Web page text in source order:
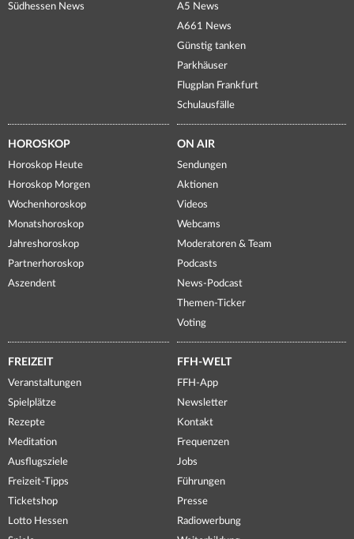
Südhessen News
A5 News
A661 News
Günstig tanken
Parkhäuser
Flugplan Frankfurt
Schulausfälle
HOROSKOP
Horoskop Heute
Horoskop Morgen
Wochenhoroskop
Monatshoroskop
Jahreshoroskop
Partnerhoroskop
Aszendent
ON AIR
Sendungen
Aktionen
Videos
Webcams
Moderatoren & Team
Podcasts
News-Podcast
Themen-Ticker
Voting
FREIZEIT
Veranstaltungen
Spielplätze
Rezepte
Meditation
Ausflugsziele
Freizeit-Tipps
Ticketshop
Lotto Hessen
FFH-WELT
FFH-App
Newsletter
Kontakt
Frequenzen
Jobs
Führungen
Presse
Radiowerbung